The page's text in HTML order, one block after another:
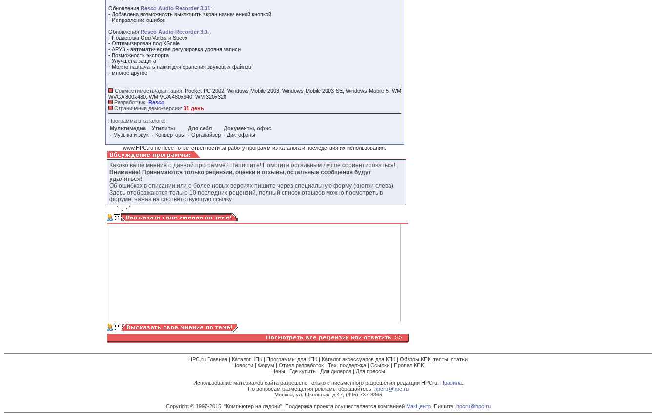
Обновления Resco Audio Recorder 3.01:
- Добавлена возможность выключить экран назначенной кнопкой
- Исправление ошибок
Обновления Resco Audio Recorder 3.0:
- Поддержка Ogg Vorbis и Speex
- Оптимизирован под XScale
- АРУЗ - автоматическая регулировка уровня записи
- Возможность экспорта
- Улучшена защита
- Можно назначать папки для хранения звуковых файлов
- многое другое
Совместимость/адаптация: Pocket PC 2002, Windows Mobile 2003, Windows Mobile 2003 SE, Windows Mobile 5, WM
WVGA 800x480, WM VGA 480x640, WM 320x320
Разработчик: Resco
Ограничения демо-версии: 31 день
Программа в каталоге:
Мультимедиа
· Музыка и звук
Утилиты
· Конверторы
Для себя
· Органайзер
Документы, офис
· Диктофоны
www.HPC.ru не несет ответственности за работу программ из каталога и последствия их использования.
Каково ваше мнение о данной программе? Напишите! Помогите остальным лучше сориентироваться!
Внимание! Принимаются только рецензии, оценки и отзывы, остальные сообщения будут
удаляться!
Об ошибках в описании или о более новых версиях пишите через специальную форму (кнопки слева).
Здесь отображаются только 10 последних рецензий, полный список отзывов можно посмотреть в
форуме, нажав на соответствующую ссылку.
HPC.ru Главная | Каталог КПК | Программы для КПК | Каталог аксессуаров для КПК | Обзоры КПК, тесты, статьи
Новости | Форум | Отдел разработок | Тех. поддержка | Ссылки | Пропал КПК
Цены| Где купить| Для дилеров| Для прессы
Использование материалов сайта разрешено только с письменного разрешения редакции HPCru. Правила.
По вопросам размещения рекламы обращайтесь: hpcru@hpc.ru
Москва, ул. Школьная, д.47; (495) 737-3366
Copyright © 1997-2015. "Компьютер на ладони". Поддержка проекта осуществляется компанией МакЦентр. Пишите: hpcru@hpc.ru